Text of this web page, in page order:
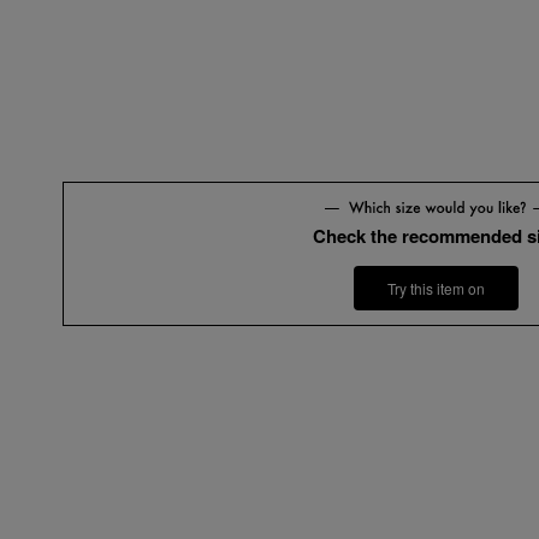
Check the recommended
Try this item on